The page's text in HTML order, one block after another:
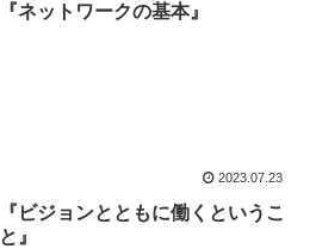
『ネットワークの基本』
2023.07.23
『ビジョンとともに働くというこ
と』